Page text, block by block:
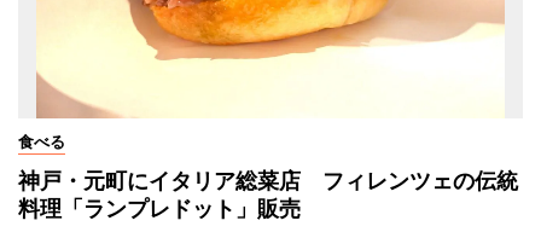
食べる
神戸・元町にイタリア総菜店 フィレンツェの伝統
料理「ランプレドット」販売